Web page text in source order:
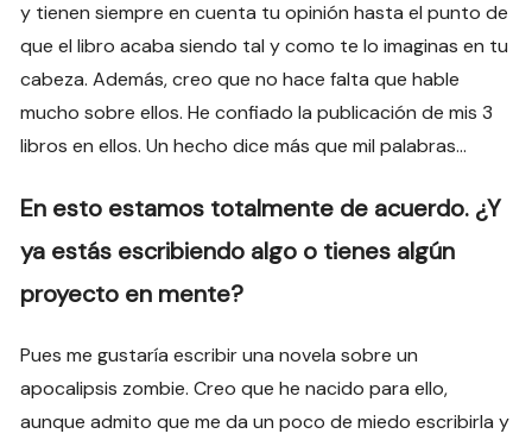
y tienen siempre en cuenta tu opinión hasta el punto de
que el libro acaba siendo tal y como te lo imaginas en tu
cabeza. Además, creo que no hace falta que hable
mucho sobre ellos. He confiado la publicación de mis 3
libros en ellos. Un hecho dice más que mil palabras…
En esto estamos totalmente de acuerdo. ¿Y
ya estás escribiendo algo o tienes algún
proyecto en mente?
Pues me gustaría escribir una novela sobre un
apocalipsis zombie. Creo que he nacido para ello,
aunque admito que me da un poco de miedo escribirla y